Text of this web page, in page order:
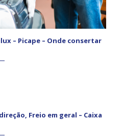
– Picape – Onde consertar
Freio em geral – Caixa